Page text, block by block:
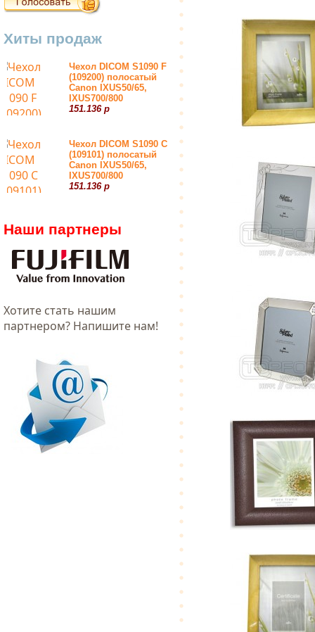
Хиты продаж
Чехол DICOM S1090 F
(109200) полосатый
Canon IXUS50/65,
IXUS700/800
151.136 р
Чехол DICOM S1090 С
(109101) полосатый
Canon IXUS50/65,
IXUS700/800
151.136 р
Наши партнеры
Хотитe стать нашим
партнером? Напишите нам!